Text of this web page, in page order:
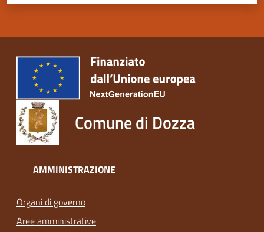
su
Comune di Dozza
AMMINISTRAZIONE
Organi di governo
Aree amministrative